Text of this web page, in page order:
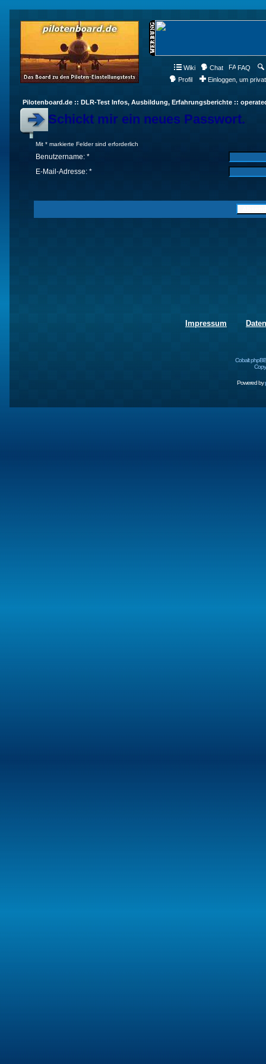
Wiki Chat FAQ
Profil
Einloggen, um
Pilotenboard.de :: DLR-Test Infos, Ausbildung, Erfahrungsberichte ::
Schickt mir ein neues Passwort.
Mit * markierte Felder sind erforderlich
Benutzername: *
E-Mail-Adresse: *
Impressum
Cobalt
Powered by